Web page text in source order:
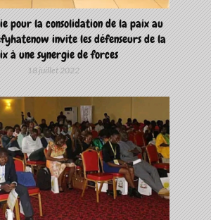
pour la consolidation de la paix au
invite les défenseurs de la
à une synergie de forces
18 juillet 2022